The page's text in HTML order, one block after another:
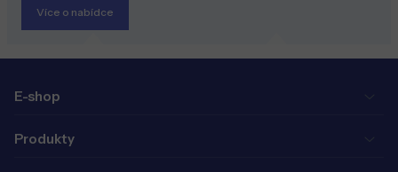
Více o nabídce
E-shop
Produkty